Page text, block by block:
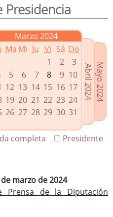
gobierno
Presidencia
Marzo 2024
Ma Mi Ju Vi Sá Do
1
2
3
5 6 7 8 9 10
12 13 14 15 16 17
19 20 21 22 23 24
26 27 28 29 30 31
Mayo 2024
Abril 2024
☐ Presidente
completa
marzo de 2024
Prensa de la Diputación